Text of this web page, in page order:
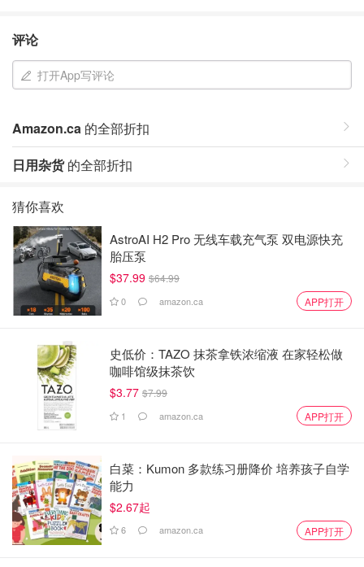
评论
打开App写评论
Amazon.ca 的全部折扣
日用杂货的全部折扣
猜你喜欢
AstroAI H2 Pro 无线车载充气泵 双电源快充
胎压泵
$37.99 $64.99
0 amazon.ca APP打开
史低价：TAZO 抹茶拿铁浓缩液 在家轻松做
咖啡馆级抹茶饮
$3.77 $7.99
1 amazon.ca APP打开
白菜：Kumon 多款练习册降价 培养孩子自学
能力
$2.67起
6 amazon.ca APP打开